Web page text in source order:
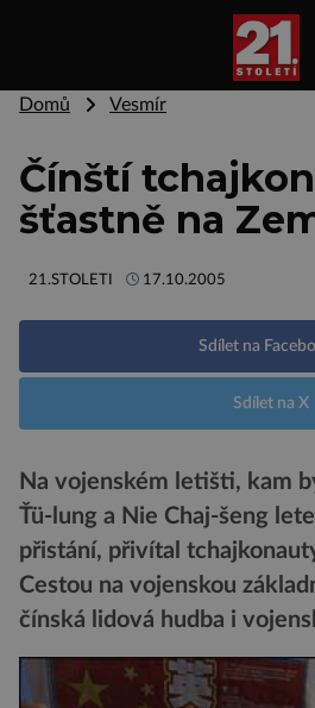
Domů Vesmír
Čínští
šťastně na
21.STOLETI 17.10.2005
Sdílet na
Sdílet na X
Na vojenském letišti, kam
Ťü-lung a Nie Chaj-šeng
přistání, přivítal
Cestou na vojenskou
čínská lidová hudba i